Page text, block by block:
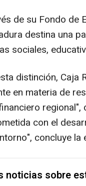
de su Fondo de
destina una
sociales,
distinción, Caja
en materia de
regional",
con el
concluye la
noticias sobre